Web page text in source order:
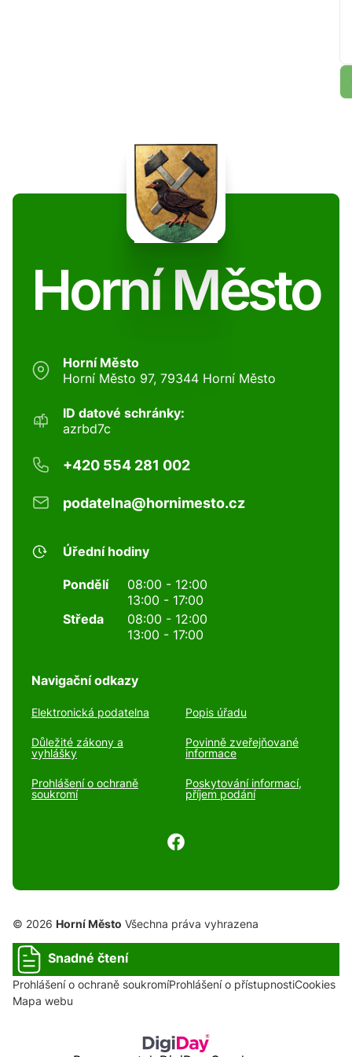
Horní Město
Horní Město
Horní Město 97, 79344 Horní Město
ID datové schránky:
azrbd7c
+420 554 281 002
podatelna@hornimesto.cz
Úřední hodiny
Pondělí
08:00 - 12:00
13:00 - 17:00
Středa
08:00 - 12:00
13:00 - 17:00
Navigační odkazy
Elektronická podatelna Popis úřadu
Důležité zákony a
vyhlášky
Povinně zveřejňované
informace
Prohlášení o ochraně
soukromí
Poskytování informací,
příjem podání
© 2026 Horní Město Všechna práva vyhrazena
Snadné čtení
Prohlášení o ochraně soukromíProhlášení o přístupnostiCookies
Mapa webu